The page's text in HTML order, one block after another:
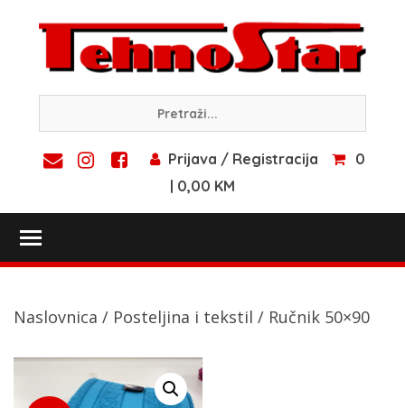
content
Prijava / Registracija
0
| 0,00 KM
Naslovnica / Posteljina i tekstil / Ručnik 50×90